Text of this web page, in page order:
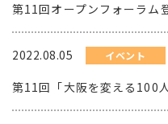
第11回オープンフォーラム
2022.08.05 イベント
第11回「大阪を変える100